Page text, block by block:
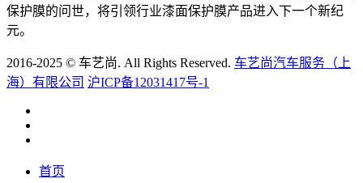
保护膜的问世，将引领行业漆面保护膜产品进入下一个新纪
元。
2016-2025 © 车艺尚. All Rights Reserved. 车艺尚汽车服务（上
海）有限公司 沪ICP备12031417号-1
首页